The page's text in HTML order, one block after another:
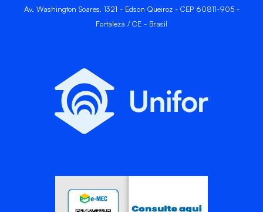
Av. Washington Soares, 1321 - Edson Queiroz - CEP 60811-905 -
Fortaleza / CE - Brasil